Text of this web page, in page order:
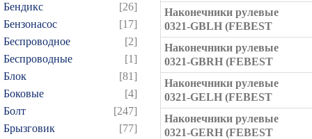
Бендикс
[26]
Бензонасос
[17]
Беспроводное
[2]
Беспроводные
[1]
Блок
[81]
Боковые
[4]
Болт
[247]
Брызговик
[77]
Наконечники рулевые
0321-GBLH (FEBEST
Наконечники рулевые
0321-GBRH (FEBEST
Наконечники рулевые
0321-GELH (FEBEST
Наконечники рулевые
0321-GERH (FEBEST